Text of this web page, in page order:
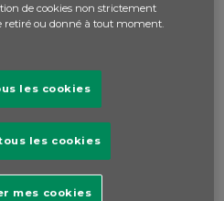
ou familial
de cookies non strictement
retiré ou donné à tout moment.
les cookies
les cookies
mes cookies